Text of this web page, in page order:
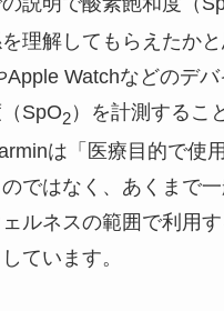
理解してもらえたかと
Apple Watchなどのデ
SpO2）を計測するこ
は「医療目的で使
ではなく、あくまで
ルネスの範囲で利用
ています。